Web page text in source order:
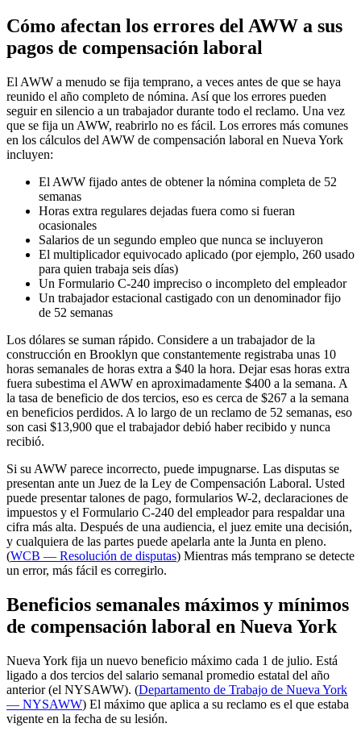
Cómo afectan los errores del AWW a sus
pagos de compensación laboral
El AWW a menudo se fija temprano, a veces antes de que se haya
reunido el año completo de nómina. Así que los errores pueden
seguir en silencio a un trabajador durante todo el reclamo. Una vez
que se fija un AWW, reabrirlo no es fácil. Los errores más comunes
en los cálculos del AWW de compensación laboral en Nueva York
incluyen:
El AWW fijado antes de obtener la nómina completa de 52
semanas
Horas extra regulares dejadas fuera como si fueran
ocasionales
Salarios de un segundo empleo que nunca se incluyeron
El multiplicador equivocado aplicado (por ejemplo, 260 usado
para quien trabaja seis días)
Un Formulario C-240 impreciso o incompleto del empleador
Un trabajador estacional castigado con un denominador fijo
de 52 semanas
Los dólares se suman rápido. Considere a un trabajador de la
construcción en Brooklyn que constantemente registraba unas 10
horas semanales de horas extra a $40 la hora. Dejar esas horas extra
fuera subestima el AWW en aproximadamente $400 a la semana. A
la tasa de beneficio de dos tercios, eso es cerca de $267 a la semana
en beneficios perdidos. A lo largo de un reclamo de 52 semanas, eso
son casi $13,900 que el trabajador debió haber recibido y nunca
recibió.
Si su AWW parece incorrecto, puede impugnarse. Las disputas se
presentan ante un Juez de la Ley de Compensación Laboral. Usted
puede presentar talones de pago, formularios W-2, declaraciones de
impuestos y el Formulario C-240 del empleador para respaldar una
cifra más alta. Después de una audiencia, el juez emite una decisión,
y cualquiera de las partes puede apelarla ante la Junta en pleno.
(WCB — Resolución de disputas) Mientras más temprano se detecte
un error, más fácil es corregirlo.
Beneficios semanales máximos y mínimos
de compensación laboral en Nueva York
Nueva York fija un nuevo beneficio máximo cada 1 de julio. Está
ligado a dos tercios del salario semanal promedio estatal del año
anterior (el NYSAWW). (Departamento de Trabajo de Nueva York
— NYSAWW) El máximo que aplica a su reclamo es el que estaba
vigente en la fecha de su lesión.